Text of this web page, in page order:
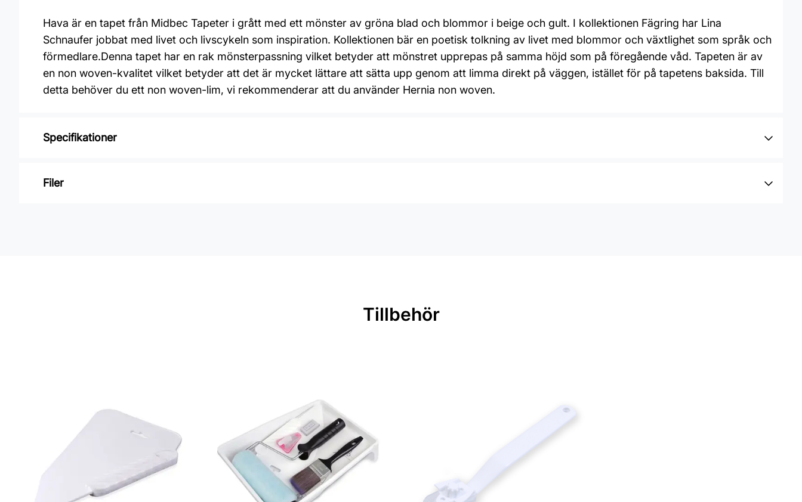
Hava är en tapet från Midbec Tapeter i grått med ett mönster av gröna blad och blommor i beige och gult. I kollektionen Fägring har Lina
Schnaufer jobbat med livet och livscykeln som inspiration. Kollektionen bär en poetisk tolkning av livet med blommor och växtlighet som språk och
förmedlare.Denna tapet har en rak mönsterpassning vilket betyder att mönstret upprepas på samma höjd som på föregående våd. Tapeten är av
en non woven-kvalitet vilket betyder att det är mycket lättare att sätta upp genom att limma direkt på väggen, istället för på tapetens baksida. Till
detta behöver du ett non woven-lim, vi rekommenderar att du använder Hernia non woven.
Specifikationer
Varumärke: Midbec Tapeter
Leverantörens artikelnummer: 22014
Filer
Tillbehör